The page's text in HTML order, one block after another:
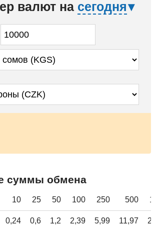
валют на сегодня
суммы обмена
10 25 50 100 250 500
0,24 0,6 1,2 2,39 5,99 11,97